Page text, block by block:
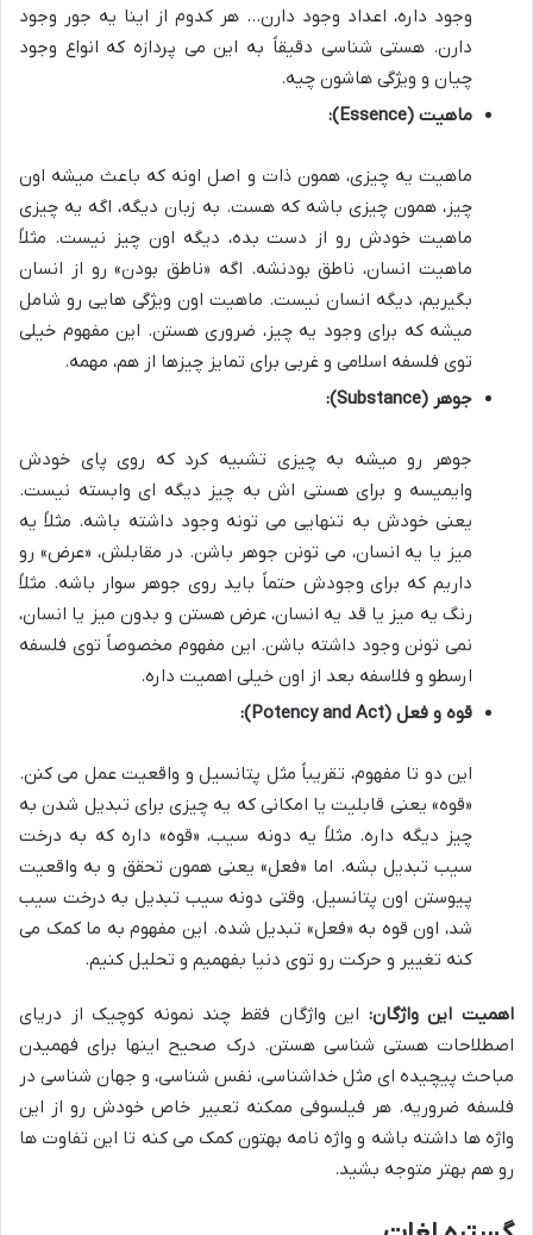
وجود داره، اعداد وجود دارن… هر کدوم از اینا یه جور وجود
دارن. هستی شناسی دقیقاً به این می پردازه که انواع وجود
چیان و ویژگی هاشون چیه.
ماهیت (Essence):
ماهیت یه چیزی، همون ذات و اصل اونه که باعث میشه اون
چیز، همون چیزی باشه که هست. به زبان دیگه، اگه یه چیزی
ماهیت خودش رو از دست بده، دیگه اون چیز نیست. مثلاً
ماهیت انسان، ناطق بودنشه. اگه «ناطق بودن» رو از انسان
بگیریم، دیگه انسان نیست. ماهیت اون ویژگی هایی رو شامل
میشه که برای وجود یه چیز، ضروری هستن. این مفهوم خیلی
توی فلسفه اسلامی و غربی برای تمایز چیزها از هم، مهمه.
جوهر (Substance):
جوهر رو میشه به چیزی تشبیه کرد که روی پای خودش
وایمیسه و برای هستی اش به چیز دیگه ای وابسته نیست.
یعنی خودش به تنهایی می تونه وجود داشته باشه. مثلاً یه
میز یا یه انسان، می تونن جوهر باشن. در مقابلش، «عرض» رو
داریم که برای وجودش حتماً باید روی جوهر سوار باشه. مثلاً
رنگ یه میز یا قد یه انسان، عرض هستن و بدون میز یا انسان،
نمی تونن وجود داشته باشن. این مفهوم مخصوصاً توی فلسفه
ارسطو و فلاسفه بعد از اون خیلی اهمیت داره.
قوه و فعل (Potency and Act):
این دو تا مفهوم، تقریباً مثل پتانسیل و واقعیت عمل می کنن.
«قوه» یعنی قابلیت یا امکانی که یه چیزی برای تبدیل شدن به
چیز دیگه داره. مثلاً یه دونه سیب، «قوه» داره که به درخت
سیب تبدیل بشه. اما «فعل» یعنی همون تحقق و به واقعیت
پیوستن اون پتانسیل. وقتی دونه سیب تبدیل به درخت سیب
شد، اون قوه به «فعل» تبدیل شده. این مفهوم به ما کمک می
کنه تغییر و حرکت رو توی دنیا بفهمیم و تحلیل کنیم.
اهمیت این واژگان: این واژگان فقط چند نمونه کوچیک از دریای
اصطلاحات هستی شناسی هستن. درک صحیح اینها برای فهمیدن
مباحث پیچیده ای مثل خداشناسی، نفس شناسی، و جهان شناسی در
فلسفه ضروریه. هر فیلسوفی ممکنه تعبیر خاص خودش رو از این
واژه ها داشته باشه و واژه نامه بهتون کمک می کنه تا این تفاوت ها
رو هم بهتر متوجه بشید.